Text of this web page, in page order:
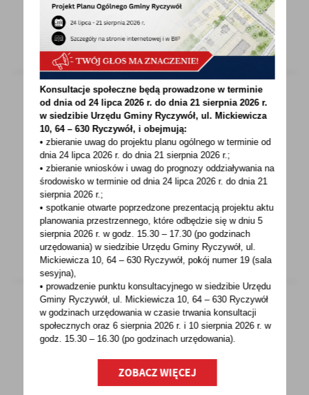
WIĘCEJ
13 - 06 - 2026
Warsztaty florystyczne w Ryczywole
Dziś, tj. 13.06.2026 r. na Placu 1 Maja
w Ryczywole odbyły się warsztaty florystyczne,
które zgromadziły...
WIĘCEJ
11 - 06 - 2026
WAŻNY KOMUNIKAT ORGANIZACYJNY –
FESTIWAL POD GWIAZDAMI
Konsultacje społeczne będą prowadzone w terminie
od dnia od 24 lipca 2026 r. do dnia 21 sierpnia 2026 r.
w siedzibie Urzędu Gminy Ryczywół, ul. Mickiewicza
10, 64 – 630 Ryczywół, i obejmują:
• zbieranie uwag do projektu planu ogólnego w terminie od
dnia 24 lipca 2026 r. do dnia 21 sierpnia 2026 r.;
• zbieranie wniosków i uwag do prognozy oddziaływania na
środowisko w terminie od dnia 24 lipca 2026 r. do dnia 21
sierpnia 2026 r.;
• spotkanie otwarte poprzedzone prezentacją projektu aktu
planowania przestrzennego, które odbędzie się w dniu 5
sierpnia 2026 r.w godz. 15.30 – 17.30 (po godzinach
urzędowania) w siedzibie Urzędu Gminy Ryczywół, ul.
Mickiewicza 10, 64 – 630 Ryczywół, pokójnumer 19 (sala
sesyjna),
• prowadzenie punktu konsultacyjnego w siedzibie Urzędu
Gminy Ryczywół, ul. Mickiewicza 10, 64 – 630 Ryczywół
w godzinachurzędowania w czasie trwania konsultacji
społecznych oraz 6 sierpnia 2026 r. i 10 sierpnia 2026 r. w
godz. 15.30 – 16.30 (po godzinachurzędowania).
ZOBACZ WIĘCEJ